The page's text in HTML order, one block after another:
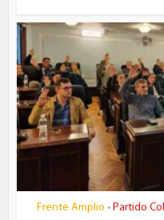
Frente Amplio • Partido